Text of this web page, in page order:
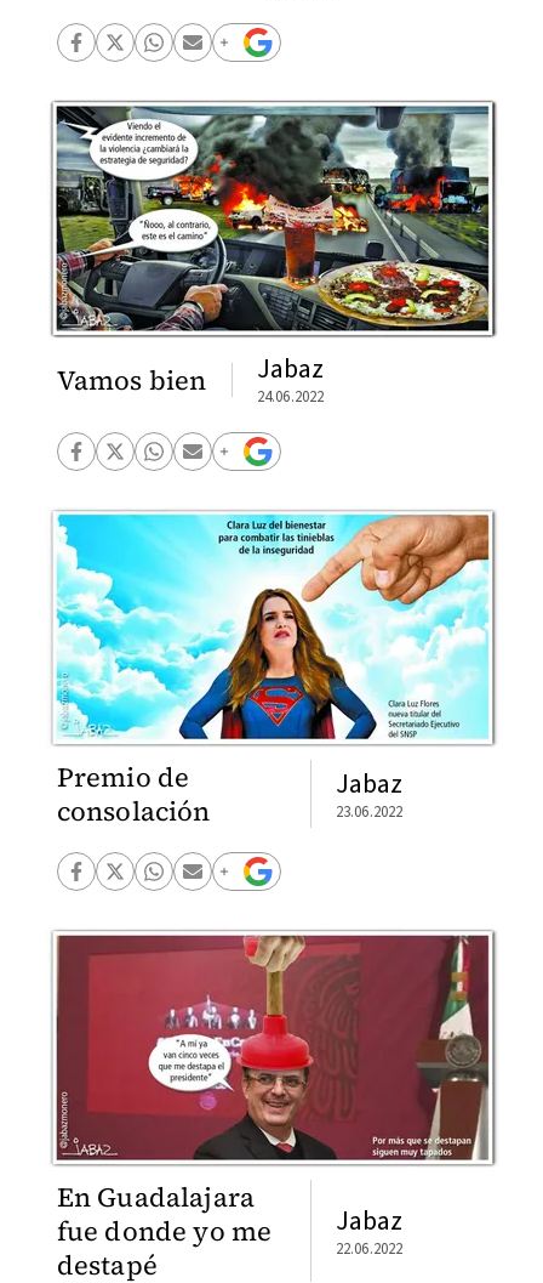
Vamos bien Jabaz
24.06.2022
Premio de
consolación
Jabaz
23.06.2022
En Guadalajara
fue donde yo me
destapé
Jabaz
22.06.2022